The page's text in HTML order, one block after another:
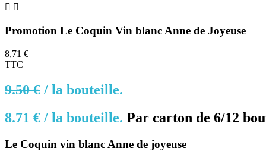
 
Promotion Le Coquin Vin blanc Anne de Joyeuse
8,71 €
TTC
9.50 € / la bouteille.
8.71 € / la bouteille. Par carton de 6/12
Le Coquin vin blanc Anne de joyeuse